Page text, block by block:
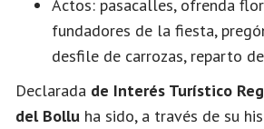
Actos: pasacalles, ofrenda
fundadores de la fiesta,
desfile de carrozas, reparto
Declarada de Interés Turístico
del Bollu ha sido, a través de su